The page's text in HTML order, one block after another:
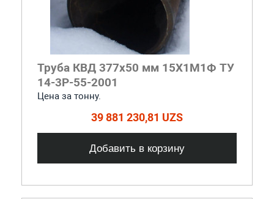
Труба КВД 377х50 мм 15Х1М1Ф ТУ
14-3Р-55-2001
Цена за тонну.
39 881 230,81 UZS
Добавить в корзину